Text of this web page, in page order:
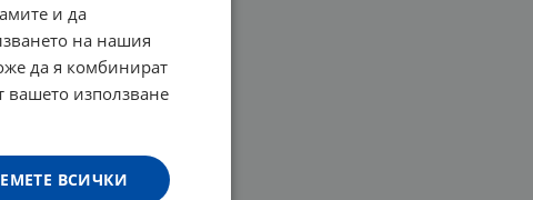
и да
на нашия
да я комбинират
вашето използване
ВСИЧКИ